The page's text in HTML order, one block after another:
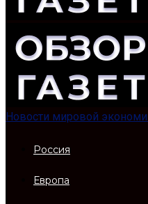
Новости мировой
Россия
Европа